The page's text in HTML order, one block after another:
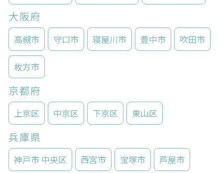
大阪府
高槻市 守口市 寝屋川市 豊中市 吹田市
枚方市
京都府
上京区 中京区 下京区 東山区
兵庫県
神戸市 中央区 西宮市 宝塚市 芦屋市